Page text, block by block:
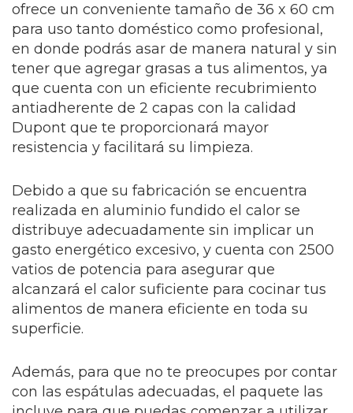
ofrece un conveniente tamaño de 36 x 60 cm
para uso tanto doméstico como profesional,
en donde podrás asar de manera natural y sin
tener que agregar grasas a tus alimentos, ya
que cuenta con un eficiente recubrimiento
antiadherente de 2 capas con la calidad
Dupont que te proporcionará mayor
resistencia y facilitará su limpieza.
Debido a que su fabricación se encuentra
realizada en aluminio fundido el calor se
distribuye adecuadamente sin implicar un
gasto energético excesivo, y cuenta con 2500
vatios de potencia para asegurar que
alcanzará el calor suficiente para cocinar tus
alimentos de manera eficiente en toda su
superficie.
Además, para que no te preocupes por contar
con las espátulas adecuadas, el paquete las